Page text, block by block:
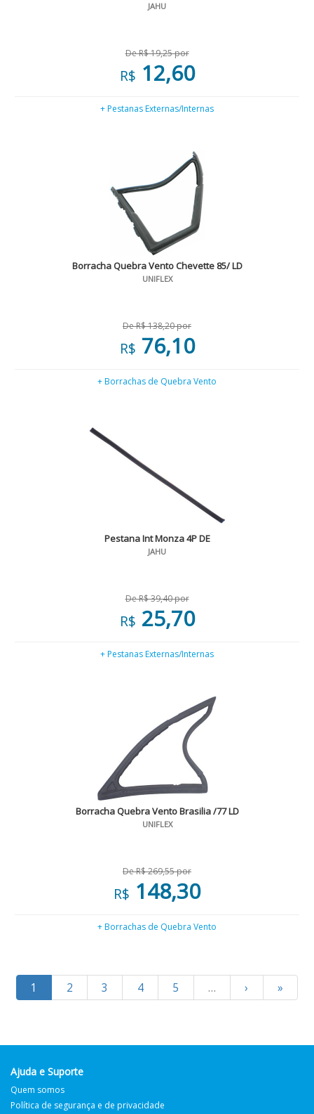
JAHU
De R$ 19,25 por
R$ 12,60
+ Pestanas Externas/Internas
Borracha Quebra Vento Chevette 85/ LD
UNIFLEX
De R$ 138,20 por
R$ 76,10
+ Borrachas de Quebra Vento
Pestana Int Monza 4P DE
JAHU
De R$ 39,40 por
R$ 25,70
+ Pestanas Externas/Internas
Borracha Quebra Vento Brasilia /77 LD
UNIFLEX
De R$ 269,55 por
R$ 148,30
+ Borrachas de Quebra Vento
1 2 3 4 5 … › »
Ajuda e Suporte
Quem somos
Política de segurança e de privacidade